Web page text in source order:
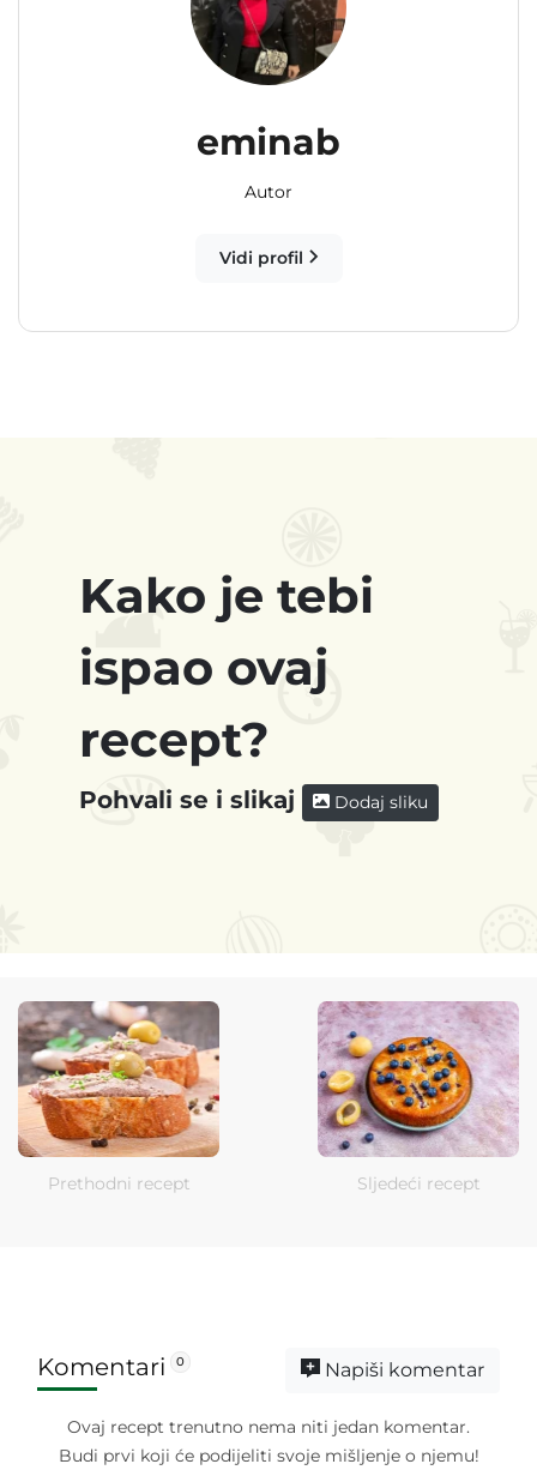
eminab
Autor
Vidi profil
Kako je tebi
ispao ovaj
recept?
Pohvali se i slikaj Dodaj sliku
Prethodni recept Sljedeći recept
Komentari 0 Napiši komentar
Ovaj recept trenutno nema niti jedan komentar.
Budi prvi koji će podijeliti svoje mišljenje o njemu!